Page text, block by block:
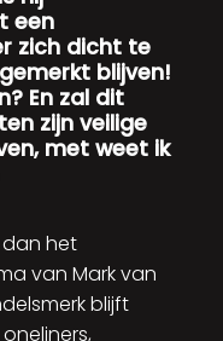
een
zich dicht te
blijven!
En zal dit
zijn veilige
met weet ik
het
van Mark van
blijft